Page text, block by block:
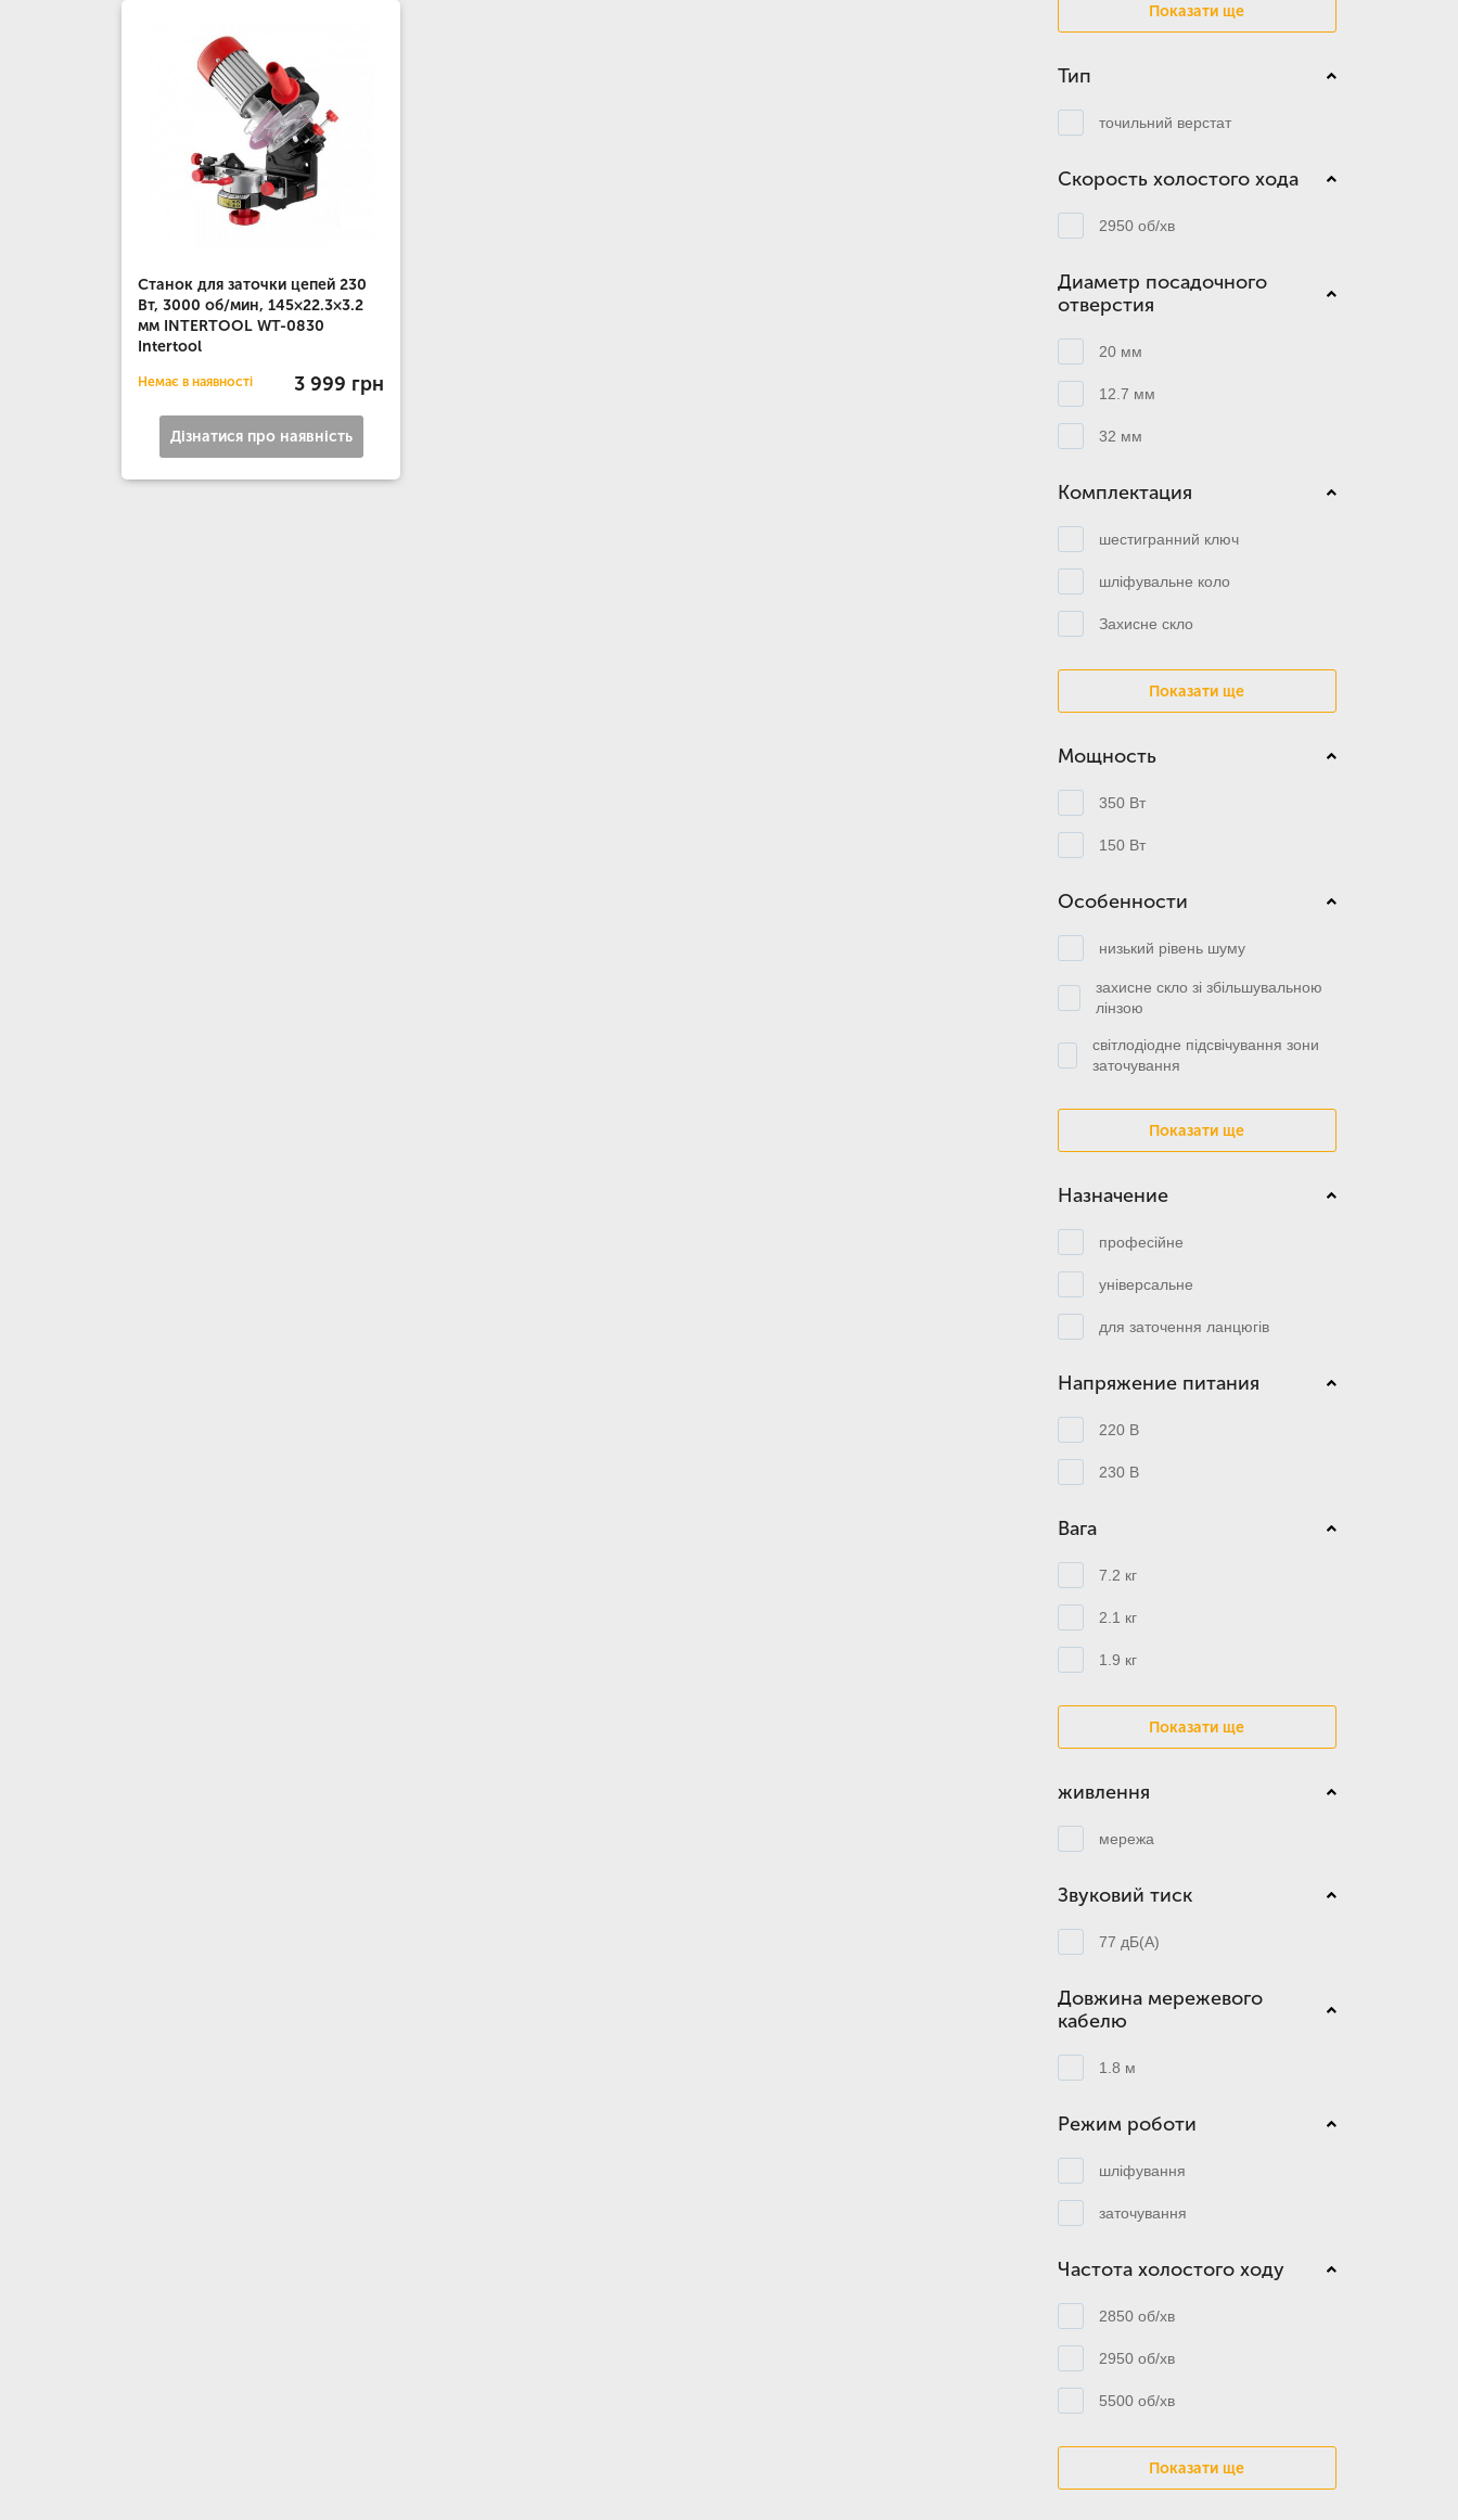
Станок для заточки цепей 230
Вт, 3000 об/мин, 145×22.3×3.2
мм INTERTOOL WT-0830
Intertool
Немає в наявності 3 999 грн
Дізнатися про наявність
Показати ще
Тип
точильний верстат
Скорость холостого хода
2950 об/хв
Диаметр посадочного
отверстия
20 мм
12.7 мм
32 мм
Комплектация
шестигранний ключ
шліфувальне коло
Захисне скло
Показати ще
Мощность
350 Вт
150 Вт
Особенности
низький рівень шуму
захисне скло зі збільшувальною
лінзою
світлодіодне підсвічування зони
заточування
Показати ще
Назначение
професійне
універсальне
для заточення ланцюгів
Напряжение питания
220 В
230 В
Вага
7.2 кг
2.1 кг
1.9 кг
Показати ще
живлення
мережа
Звуковий тиск
77 дБ(А)
Довжина мережевого
кабелю
1.8 м
Режим роботи
шліфування
заточування
Частота холостого ходу
2850 об/хв
2950 об/хв
5500 об/хв
Показати ще